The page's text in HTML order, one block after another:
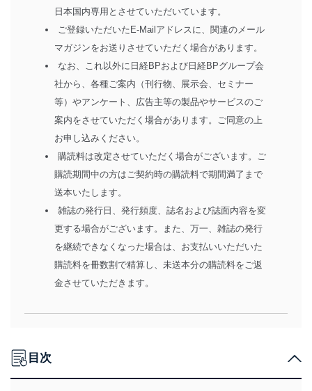
日本国内専用とさせていただいています。
ご登録いただいたE-Mailアドレスに、関連のメール
マガジンをお送りさせていただく場合があります。
なお、これ以外に日経BPおよび日経BPグループ会
社から、各種ご案内（刊行物、展示会、セミナー
等）やアンケート、広告主等の製品やサービスのご
案内をさせていただく場合があります。ご同意の上
お申し込みください。
購読料は改定させていただく場合がございます。ご
購読期間中の方はご契約時の購読料で期間満了まで
送本いたします。
雑誌の発行日、発行頻度、誌名および誌面内容を変
更する場合がございます。また、万一、雑誌の発行
を継続できなくなった場合は、お支払いいただいた
購読料を冊数割で精算し、未送本分の購読料をご返
金させていただきます。
目次